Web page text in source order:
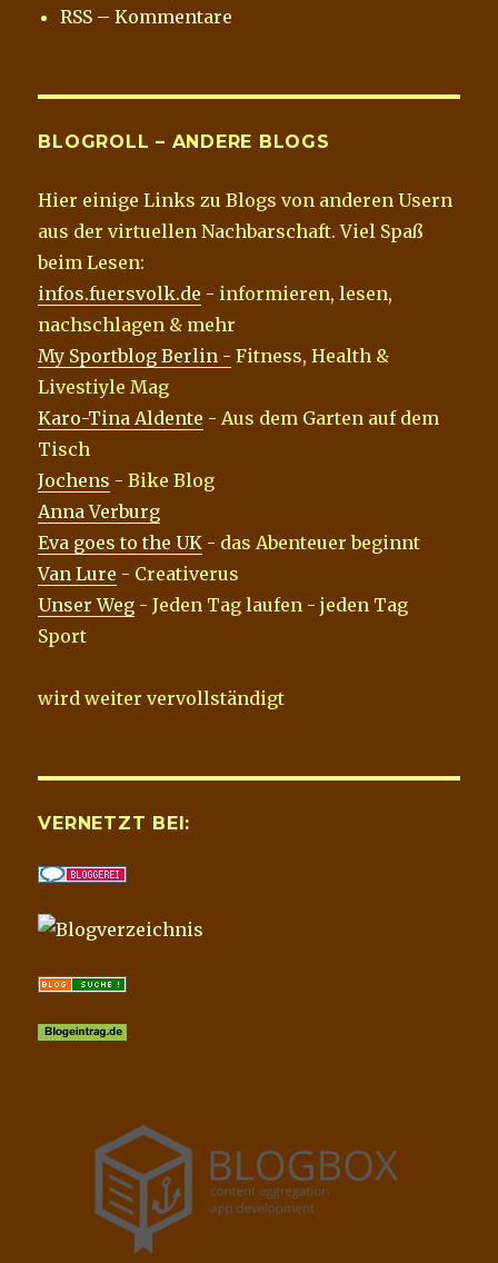
RSS – Kommentare
BLOGROLL – ANDERE BLOGS
Hier einige Links zu Blogs von anderen Usern
aus der virtuellen Nachbarschaft. Viel Spaß
beim Lesen:
infos.fuersvolk.de - informieren, lesen,
nachschlagen & mehr
My Sportblog Berlin - Fitness, Health &
Livestiyle Mag
Karo-Tina Aldente - Aus dem Garten auf dem
Tisch
Jochens - Bike Blog
Anna Verburg
Eva goes to the UK - das Abenteuer beginnt
Van Lure - Creativerus
Unser Weg - Jeden Tag laufen - jeden Tag
Sport
wird weiter vervollständigt
VERNETZT BEI: